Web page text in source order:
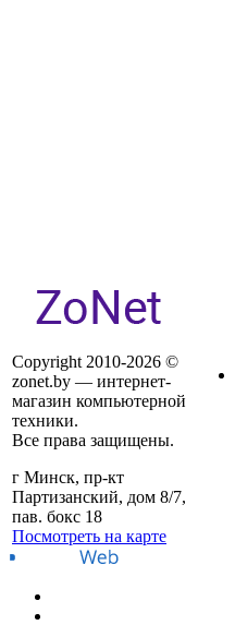
Copyright 2010-2026 ©
zonet.by — интернет-
магазин компьютерной
техники.
Все права защищены.
г Минск, пр-кт
Партизанский, дом 8/7,
пав. бокс 18
Посмотреть на карте